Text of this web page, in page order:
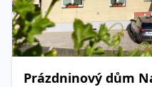
Prázdninový dům